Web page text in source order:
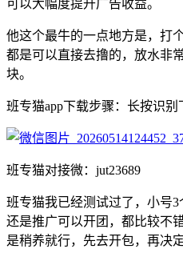
可以大幅度提升广告收益。
他这个最牛的一点地方是，打
都是可以直接去撸的，放水非
块。
班专猫app下载步骤：长按识
班专猫对接微：jut23689
班专猫我已经测试过了，小号
还是推广可以开团，都比较不
是稍养就行，先去开包，再决